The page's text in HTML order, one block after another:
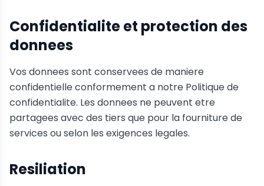
Confidentialite et protection des
donnees
Vos donnees sont conservees de maniere
confidentielle conformement a notre Politique de
confidentialite. Les donnees ne peuvent etre
partagees avec des tiers que pour la fourniture de
services ou selon les exigences legales.
Resiliation